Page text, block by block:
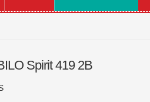
Spirit 419 2B